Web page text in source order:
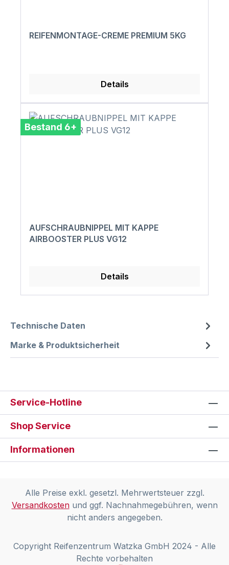
REIFENMONTAGE-CREME PREMIUM 5KG
Details
Bestand 6+
AUFSCHRAUBNIPPEL MIT KAPPE
AIRBOOSTER PLUS VG12
Details
Technische Daten
Marke & Produktsicherheit
Service-Hotline
Shop Service
Informationen
Alle Preise exkl. gesetzl. Mehrwertsteuer zzgl.
Versandkostenund ggf. Nachnahmegebühren, wenn
nicht anders angegeben.
Copyright Reifenzentrum Watzka GmbH 2024 - Alle
Rechte vorbehalten